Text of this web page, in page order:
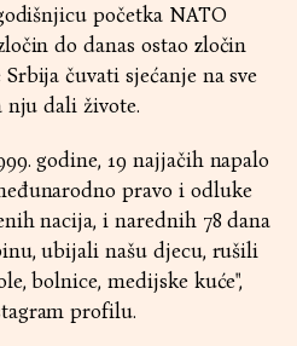
početka NATO
do danas ostao zločin
čuvati sjećanje na sve
dali živote.
godine, 19 najjačih napalo
pravo i odluke
nacija, i narednih 78 dana
ubijali našu djecu, rušili
bolnice, medijske kuće",
profilu.